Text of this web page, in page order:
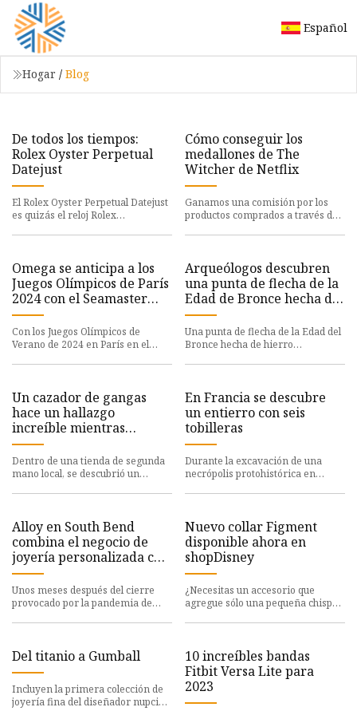
Español
Hogar / Blog
De todos los tiempos:
Rolex Oyster Perpetual
Datejust
El Rolex Oyster Perpetual Datejust
es quizás el reloj Rolex
Cómo conseguir los
medallones de The
Witcher de Netflix
Ganamos una comisión por los
productos comprados a través de
Omega se anticipa a los
Juegos Olímpicos de París
2024 con el Seamaster
Diver 300M especial
Con los Juegos Olímpicos de
Verano de 2024 en París en el
Arqueólogos descubren
una punta de flecha de la
Edad de Bronce hecha de
'metal alienígena'
Una punta de flecha de la Edad del
Bronce hecha de hierro
Un cazador de gangas
hace un hallazgo
increíble mientras
escanea la sección de
bisutería de su tienda de
segunda mano local: "Vale
Dentro de una tienda de segunda
mano local, se descubrió un
En Francia se descubre
un entierro con seis
tobilleras
Durante la excavación de una
necrópolis protohistórica en
Alloy en South Bend
combina el negocio de
joyería personalizada con
una galería de arte
Unos meses después del cierre
provocado por la pandemia de
Nuevo collar Figment
disponible ahora en
shopDisney
¿Necesitas un accesorio que
agregue sólo una pequeña chispa
Del titanio a Gumball
Incluyen la primera colección de
joyería fina del diseñador nupcial
10 increíbles bandas
Fitbit Versa Lite para
2023